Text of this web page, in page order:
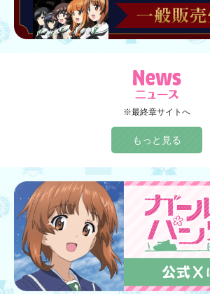
※最終章サイトへ
もっと見る